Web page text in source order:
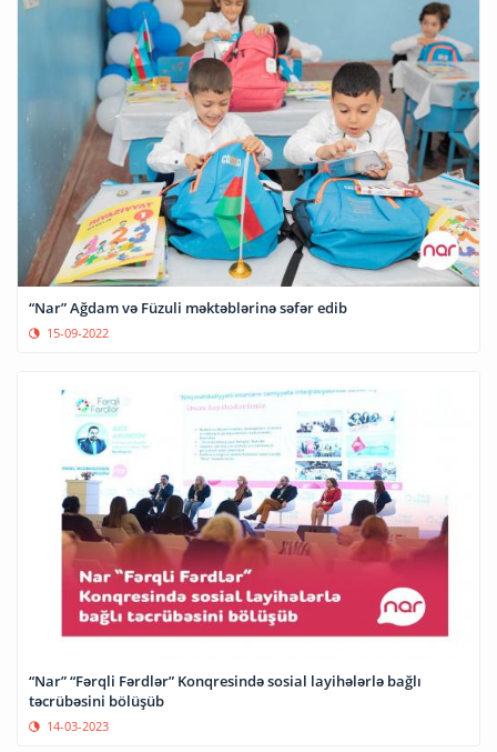
“Nar” Ağdam və Füzuli məktəblərinə səfər edib
15-09-2022
“Nar” “Fərqli Fərdlər” Konqresində sosial layihələrlə bağlı
təcrübəsini bölüşüb
14-03-2023